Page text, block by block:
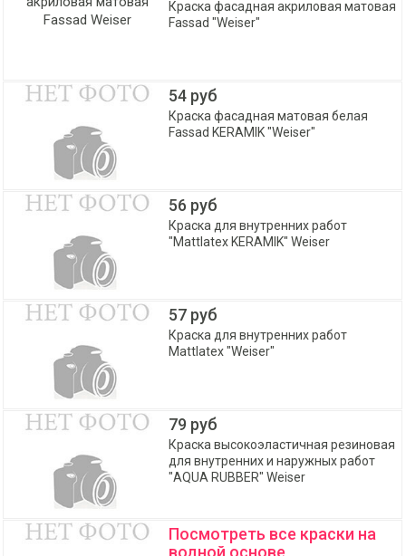
Краска фасадная акриловая матовая
Fassad "Weiser"
54 руб
Краска фасадная матовая белая
Fassad KERAMIK "Weiser"
56 руб
Краска для внутренних работ
"Mattlatex KERAMIK" Weiser
57 руб
Краска для внутренних работ
Mattlatex "Weiser"
79 руб
Краска высокоэластичная резиновая
для внутренних и наружных работ
"AQUA RUBBER" Weiser
Посмотреть все краски на
водной основе